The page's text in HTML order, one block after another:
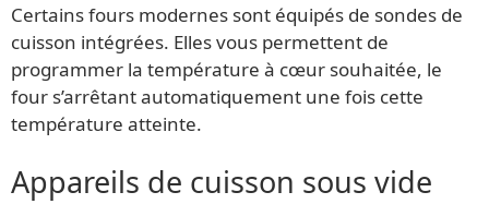
Certains fours modernes sont équipés de sondes de
cuisson intégrées. Elles vous permettent de
programmer la température à cœur souhaitée, le
four s’arrêtant automatiquement une fois cette
température atteinte.
Appareils de cuisson sous vide